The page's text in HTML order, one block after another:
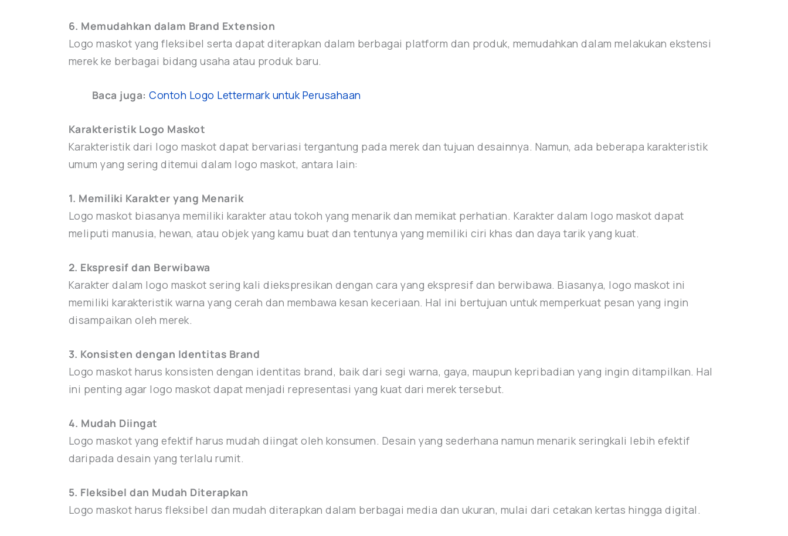
6. Memudahkan dalam Brand Extension
Logo maskot yang fleksibel serta dapat diterapkan dalam berbagai platform dan produk, memudahkan dalam melakukan ekstensi
merek ke berbagai bidang usaha atau produk baru.
Baca juga: Contoh Logo Lettermark untuk Perusahaan
Karakteristik Logo Maskot
Karakteristik dari logo maskot dapat bervariasi tergantung pada merek dan tujuan desainnya. Namun, ada beberapa karakteristik
umum yang sering ditemui dalam logo maskot, antara lain:
1. Memiliki Karakter yang Menarik
Logo maskot biasanya memiliki karakter atau tokoh yang menarik dan memikat perhatian. Karakter dalam logo maskot dapat
meliputi manusia, hewan, atau objek yang kamu buat dan tentunya yang memiliki ciri khas dan daya tarik yang kuat.
2. Ekspresif dan Berwibawa
Karakter dalam logo maskot sering kali diekspresikan dengan cara yang ekspresif dan berwibawa. Biasanya, logo maskot ini
memiliki karakteristik warna yang cerah dan membawa kesan keceriaan. Hal ini bertujuan untuk memperkuat pesan yang ingin
disampaikan oleh merek.
3. Konsisten dengan Identitas Brand
Logo maskot harus konsisten dengan identitas brand, baik dari segi warna, gaya, maupun kepribadian yang ingin ditampilkan. Hal
ini penting agar logo maskot dapat menjadi representasi yang kuat dari merek tersebut.
4. Mudah Diingat
Logo maskot yang efektif harus mudah diingat oleh konsumen. Desain yang sederhana namun menarik seringkali lebih efektif
daripada desain yang terlalu rumit.
5. Fleksibel dan Mudah Diterapkan
Logo maskot harus fleksibel dan mudah diterapkan dalam berbagai media dan ukuran, mulai dari cetakan kertas hingga digital.